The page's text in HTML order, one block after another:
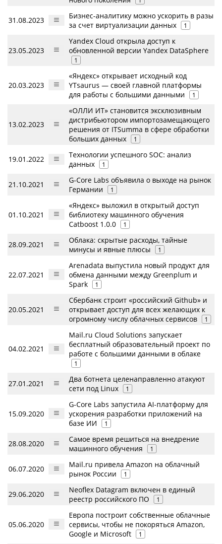
31.08.2023
Бизнес-аналитику можно ускорить в разы
за счет виртуализации данных
1
23.05.2023
Yandex Cloud открыла доступ к
обновленной версии Yandex DataSphere
1
20.03.2023
«Яндекс» открывает исходный код
YTsaurus — своей главной платформы
для работы с большими данными
1
13.02.2023
«ОЛЛИ ИТ» становится эксклюзивным
дистрибьютором импортозамещающего
решения от ITSumma в сфере обработки
больших данных
1
19.01.2022
Технологии успешного SOC: анализ
данных
1
21.10.2021
G-Core Labs объявила о выходе на рынок
Германии
1
01.10.2021
«Яндекс» выложил в открытый доступ
библиотеку машинного обучения
Catboost 1.0.0
1
28.09.2021
Облака: скрытые расходы, тайные
минусы и явные плюсы
1
22.07.2021
Arenadata выпустила новый продукт для
обмена данными между Greenplum и
Spark
1
20.05.2021
Сбербанк строит «российский Github» и
открывает доступ для всех желающих к
огромному числу облачных сервисов
1
04.02.2021
Mail.ru Cloud Solutions запускает
бесплатный образовательный проект по
работе с большими данными в облаке
1
27.01.2021
Два ботнета целенаправленно атакуют
сети под Linux
1
15.09.2020
G-Core Labs запустила AI-платформу для
ускорения разработки приложений на
базе ИИ
1
28.08.2020
Самое время решиться на внедрение
машинного обучения
1
06.07.2020
Mail.ru привела Amazon на облачный
рынок России
1
29.06.2020
Neoflex Datagram включен в единый
реестр российского ПО
1
05.06.2020
Европа построит собственные облачные
сервисы, чтобы не покоряться Amazon,
Google и Microsoft
1